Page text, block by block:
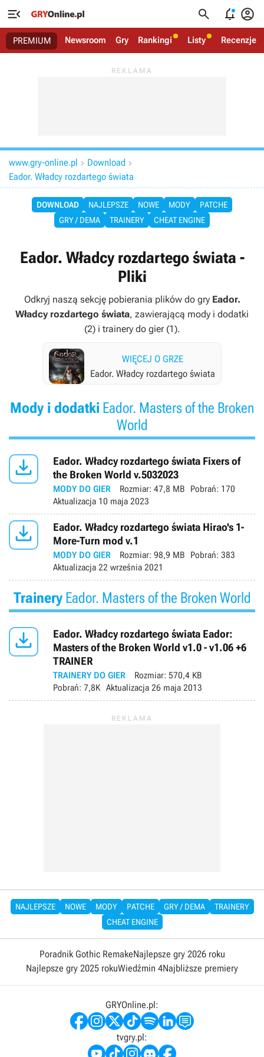
   
PREMIUM Newsroom Gry Rankingi Listy Recenzje
www.gry-online.pl  Download 
Eador. Władcy rozdartego świata
DOWNLOAD NAJLEPSZE NOWE MODY
PATCHE
GRY / DEMA
TRAINERY CHEAT ENGINE
Eador. Władcy rozdartego świata -
Pliki
Odkryj naszą sekcję pobierania plików do gry Eador.
Władcy rozdartego świata, zawierającą mody i dodatki
(2) i trainery do gier (1).
WIĘCEJ O GRZE
Eador. Władcy rozdartego świata
Mody i dodatki Eador. Masters of the Broken
World

Eador. Władcy rozdartego świata Fixers of
the Broken World v.5032023
MODY DO GIER Rozmiar: 47,8 MB Pobrań: 170
Aktualizacja 10 maja 2023

Eador. Władcy rozdartego świata Hirao's 1-
More-Turn mod v.1
MODY DO GIER Rozmiar: 98,9 MB Pobrań: 383
Aktualizacja 22 września 2021
TraineryEador. Masters of the Broken World

Eador. Władcy rozdartego świata Eador:
Masters of the Broken World v1.0 - v1.06 +6
TRAINER
TRAINERY DO GIER Rozmiar: 570,4 KB
Pobrań: 7,8K Aktualizacja 26 maja 2013
NAJLEPSZE NOWE MODY PATCHE GRY / DEMA
TRAINERY
CHEAT ENGINE
Poradnik Gothic RemakeNajlepsze gry 2026 roku
Najlepsze gry 2025 rokuWiedźmin 4Najbliższe premiery
GRYOnline.pl:
tvgry.pl: